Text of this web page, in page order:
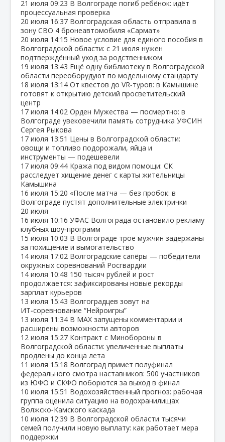
21 июля 09:23 В Волгограде погиб ребёнок: идёт
процессуальная проверка
20 июля 16:37 Волгоградская область отправила в
зону СВО 4 бронеавтомобиля «Сармат»
20 июля 14:15 Новое условие для единого пособия в
Волгоградской области: с 21 июля нужен
подтверждённый уход за родственником
19 июля 13:43 Ещё одну библиотеку в Волгоградской
области переоборудуют по модельному стандарту
18 июля 13:14 От квестов до VR‑туров: в Камышине
готовят к открытию детский просветительский
центр
17 июля 14:02 Орден Мужества — посмертно: в
Волгограде увековечили память сотрудника УФСИН
Сергея Рыкова
17 июля 13:51 Цены в Волгоградской области:
овощи и топливо подорожали, яйца и
инструменты — подешевели
17 июля 09:44 Кража под видом помощи: СК
расследует хищение денег с карты жительницы
Камышина
16 июля 15:20 «После матча — без пробок: в
Волгограде пустят дополнительные электрички
20 июля
16 июля 10:16 УФАС Волгограда остановило рекламу
клубных шоу‑программ
15 июля 10:03 В Волгограде трое мужчин задержаны
за похищение и вымогательство
14 июля 17:02 Волгоградские сапёры — победители
окружных соревнований Росгвардии
14 июля 10:48 150 тысяч рублей и рост
продолжается: зафиксированы новые рекорды
зарплат курьеров
13 июля 15:43 Волгоградцев зовут на
ИТ‑соревнование “Нейроигры”
13 июля 11:34 В МАХ запущены комментарии и
расширены возможности авторов
12 июля 15:27 Контракт с Минобороны в
Волгоградской области: увеличенные выплаты
продлены до конца лета
11 июля 15:18 Волгоград примет полуфинал
федерального смотра наставников: 500 участников
из ЮФО и СКФО поборются за выход в финал
10 июля 15:51 Водохозяйственный прогноз: рабочая
группа оценила ситуацию на водохранилищах
Волжско‑Камского каскада
10 июля 12:39 В Волгоградской области тысячи
семей получили новую выплату: как работает мера
поддержки